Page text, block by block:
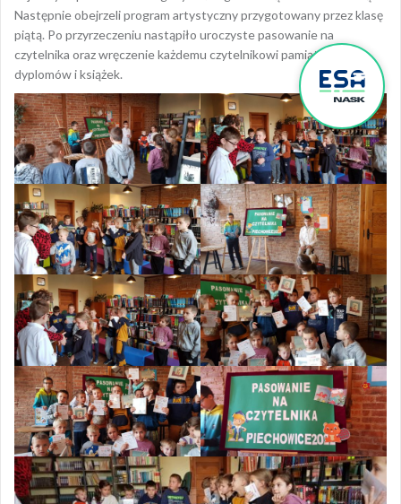
piątą. Po przyrzeczeniu nastąpiło uroczyste pasowanie na
czytelnika oraz wręczenie każdemu czytelnikowi pamiątkowych
dyplomów i książek.